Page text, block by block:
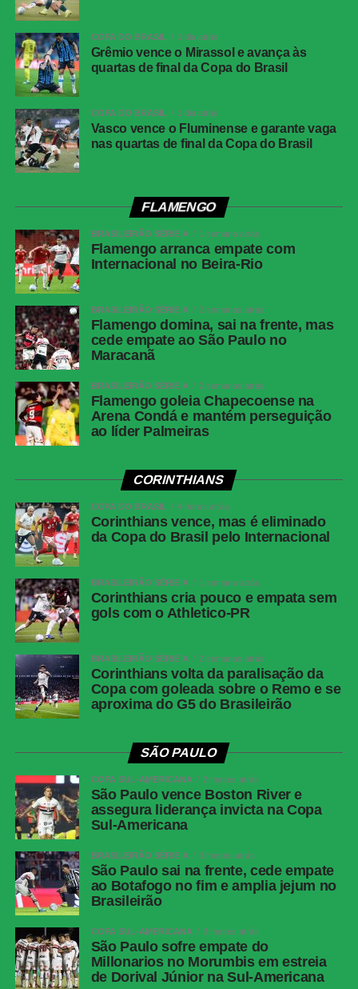
Data
Horário
19h30 (de Brasília)
Público
38.963 torcedores
Renda
Cartões
amarelos
Benavídez, Jadson, Portilla e Santos
(Athletico-PR); Fernando Diniz, André
Cartões
Nenhum
Árbitro
Paulo Cesar Zanovelli da Silva (MG)
Assistentes
Nailton Junior de Sousa Oliveira (CE) e
VAR
Paulo Renato Moreira da Silva Coelho (RJ)
Corinthians
Hugo Souza; Pedro Milans, André Ramalho,
Raniele e Matheuzinho; Allan, Matheus Pereira
(Breno Bidon), André Carrillo (André) e
Zakaria Labyad (Kaio César); Dieguinho (Yuri
Alberto (Rodrigo Garro)) e Lingard. Técnico:
Fernando Diniz.
Dias; Gilberto, Jadson, Portilla e Claudinho
(Léo Derik); Leozinho (Dudu), Viveros (Rivaldo)
e Mendoza (João Cruz). Técnico: Odair
Hellmann.
COMENTE ABAIXO:
WhatsApp
Facebook
Twitter
Messenger
COPA DO BRASIL 1 dia atrás
Grêmio vence o Mirassol e avança às
quartas de final da Copa do Brasil
COPA DO BRASIL 1 dia atrás
Vasco vence o Fluminense e garante vaga
nas quartas de final da Copa do Brasil
FLAMENGO
BRASILEIRÃO SÉRIE A 1 semana atrás
Flamengo arranca empate com
Internacional no Beira-Rio
BRASILEIRÃO SÉRIE A 2 semanas atrás
Flamengo domina, sai na frente, mas
cede empate ao São Paulo no
Maracanã
BRASILEIRÃO SÉRIE A 2 semanas atrás
Flamengo goleia Chapecoense na
Arena Condá e mantém perseguição
ao líder Palmeiras
CORINTHIANS
COPA DO BRASIL 4 horas atrás
Corinthians vence, mas é eliminado
da Copa do Brasil pelo Internacional
BRASILEIRÃO SÉRIE A 1 semana atrás
Corinthians cria pouco e empata sem
gols com o Athletico-PR
BRASILEIRÃO SÉRIE A 2 semanas atrás
Corinthians volta da paralisação da
Copa com goleada sobre o Remo e se
aproxima do G5 do Brasileirão
SÃO PAULO
COPA SUL-AMERICANA 2 meses atrás
São Paulo vence Boston River e
assegura liderança invicta na Copa
Sul-Americana
BRASILEIRÃO SÉRIE A 3 meses atrás
São Paulo sai na frente, cede empate
ao Botafogo no fim e amplia jejum no
Brasileirão
COPA SUL-AMERICANA 3 meses atrás
São Paulo sofre empate do
Millonarios no Morumbis em estreia
de Dorival Júnior na Sul-Americana